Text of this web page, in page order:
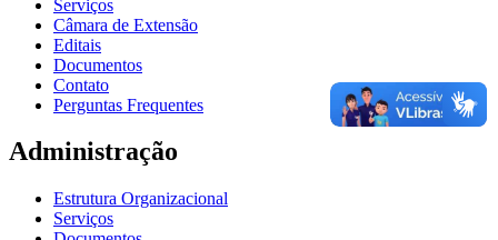
Serviços
Câmara de Extensão
Editais
Documentos
Contato
Perguntas Frequentes
Administração
Estrutura Organizacional
Serviços